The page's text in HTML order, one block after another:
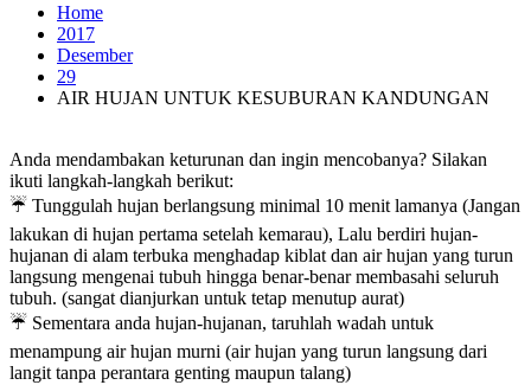
Home
2017
Desember
29
AIR HUJAN UNTUK KESUBURAN KANDUNGAN
Anda mendambakan keturunan dan ingin mencobanya? Silakan
ikuti langkah-langkah berikut:
☔ Tunggulah hujan berlangsung minimal 10 menit lamanya (Jangan
lakukan di hujan pertama setelah kemarau), Lalu berdiri hujan-
hujanan di alam terbuka menghadap kiblat dan air hujan yang turun
langsung mengenai tubuh hingga benar-benar membasahi seluruh
tubuh. (sangat dianjurkan untuk tetap menutup aurat)
☔ Sementara anda hujan-hujanan, taruhlah wadah untuk
menampung air hujan murni (air hujan yang turun langsung dari
langit tanpa perantara genting maupun talang)